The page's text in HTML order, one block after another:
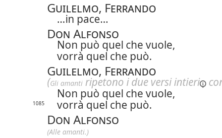
Guilelmo, Ferrando
…in pace…
Don Alfonso
Non può quel che vuole,
vorrà quel che può.
Guilelmo, Ferrando
(Gli amanti ripetono i due versiintieri
Non può quel che vuole,
1085 vorrà quel che può.
Don Alfonso
(Alle amanti.)